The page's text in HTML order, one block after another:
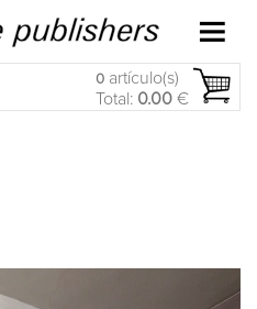
0 artículo(s)
Total: 0.00 €